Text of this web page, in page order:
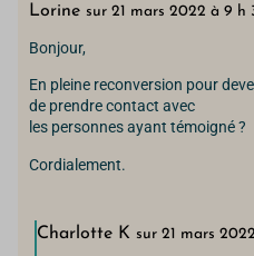
Lorine sur 21 mars 2022 à 9 h
Bonjour,
En pleine reconversion pour
de prendre contact avec
les personnes ayant témoigné ?
Cordialement.
Charlotte K sur 21 mars